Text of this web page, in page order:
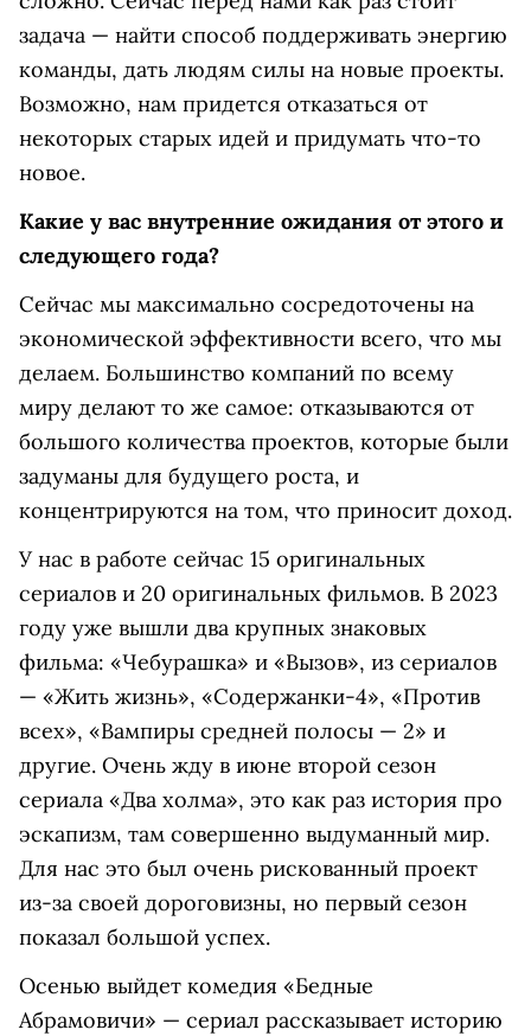
задача — найти способ поддерживать энергию
команды, дать людям силы на новые проекты.
Возможно, нам придется отказаться от
некоторых старых идей и придумать что-то
новое.
Какие у вас внутренние ожидания от этого и
следующего года?
Сейчас мы максимально сосредоточены на
экономической эффективности всего, что мы
делаем. Большинство компаний по всему
миру делают то же самое: отказываются от
большого количества проектов, которые были
задуманы для будущего роста, и
концентрируются на том, что приносит доход.
У нас в работе сейчас 15 оригинальных
сериалов и 20 оригинальных фильмов. В 2023
году уже вышли два крупных знаковых
фильма: «Чебурашка» и «Вызов», из сериалов
— «Жить жизнь», «Содержанки-4», «Против
всех», «Вампиры средней полосы — 2» и
другие. Очень жду в июне второй сезон
сериала «Два холма», это как раз история про
эскапизм, там совершенно выдуманный мир.
Для нас это был очень рискованный проект
из-за своей дороговизны, но первый сезон
показал большой успех.
Осенью выйдет комедия «Бедные
Абрамовичи» — сериал рассказывает историю